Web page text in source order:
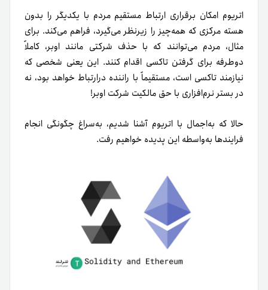
اتریوم امکان برقراری ارتباط مستقیم مردم با یکدیگر را بدون
هسته‌ مرکزی که همه‌چیز را زیرنظر می‌گیرد، فراهم می‌کند. برای
مثال، مردم می‌توانند که با حذف شرکتی مانند اوبر، کاملاً
دوطرفه برای گرفتن تاکسی اقدام کنند. این یعنی شخصی که
نیازمند تاکسی است، مستقیماً با راننده درارتباط خواهد بود، نه
در بستر نرم‌افزاری با حق مالکیت شرکت اوبر!
حالا که به‌اجمال با اتریوم آشنا شدیم، به‌سراغ چگونگی انجام
فرایند‌ها به‌واسطه این پدیده خواهیم رفت.